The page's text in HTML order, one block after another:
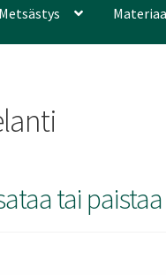
Metsästys
tai paistaa